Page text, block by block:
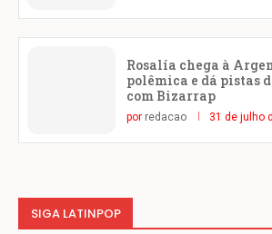
Rosalía chega à
polêmica e dá pistas
com Bizarrap
por redacao 31 de julho
SIGA LATINPOP